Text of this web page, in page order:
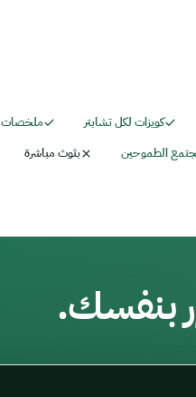
كويزات لكل تشابتر
ملخصات
الطموحين
بثوث مباشرة
بنفسك.